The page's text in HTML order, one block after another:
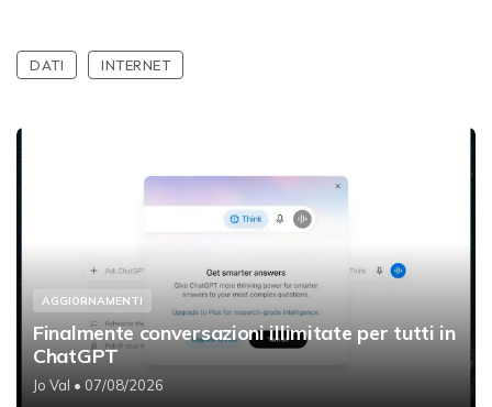
DATI INTERNET
AGGIORNAMENTI
Finalmente conversazioni illimitate per tutti in
ChatGPT
Jo Val • 07/08/2026